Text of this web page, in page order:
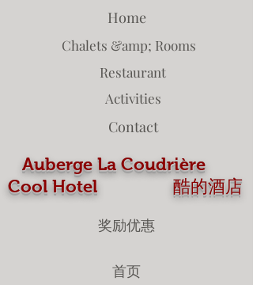
Home
Chalets &amp; Rooms
Restaurant
Activities
Contact
Auberge La Coudrière
Cool Hotel 酷的酒店
奖励优惠
首页